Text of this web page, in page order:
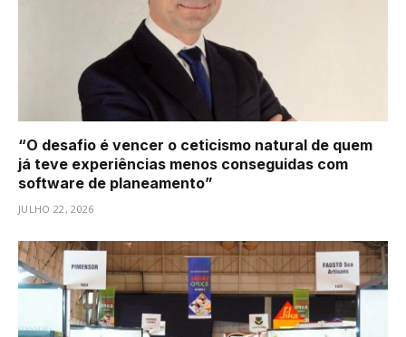
“O desafio é vencer o ceticismo natural de quem
já teve experiências menos conseguidas com
software de planeamento”
JULHO 22, 2026